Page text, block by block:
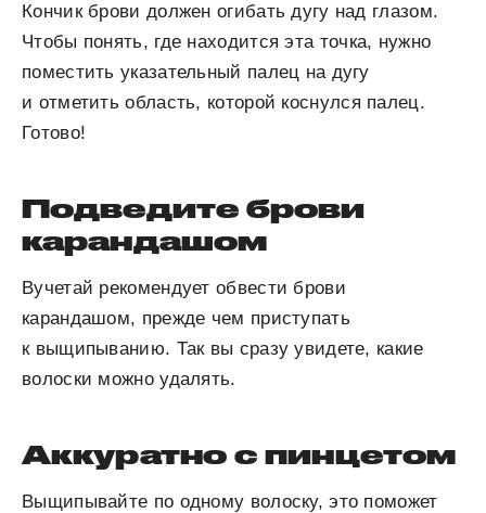
Кончик брови должен огибать дугу над глазом.
Чтобы понять, где находится эта точка, нужно
поместить указательный палец на дугу
и отметить область, которой коснулся палец.
Готово!
Подведите брови
карандашом
Вучетай рекомендует обвести брови
карандашом, прежде чем приступать
к выщипыванию. Так вы сразу увидете, какие
волоски можно удалять.
Аккуратно с пинцетом
Выщипывайте по одному волоску, это поможет